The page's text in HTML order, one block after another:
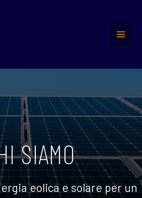
SIAMO
eolica e solare per un